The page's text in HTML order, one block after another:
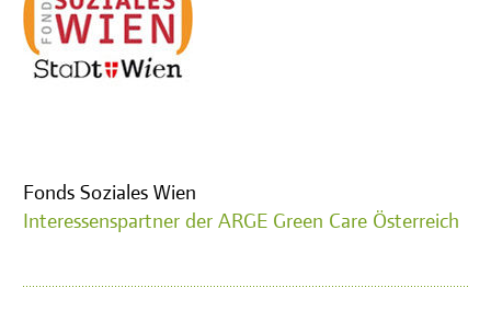
Fonds Soziales Wien
Interessenspartner der ARGE Green Care Österreich